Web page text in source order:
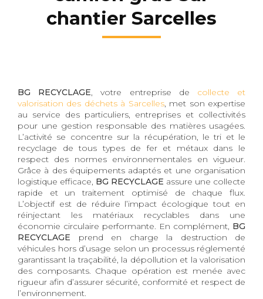
chantier Sarcelles
BG RECYCLAGE, votre entreprise de collecte et
valorisation des déchets à Sarcelles, met son expertise
au service des particuliers, entreprises et collectivités
pour une gestion responsable des matières usagées.
L’activité se concentre sur la récupération, le tri et le
recyclage de tous types de fer et métaux dans le
respect des normes environnementales en vigueur.
Grâce à des équipements adaptés et une organisation
logistique efficace, BG RECYCLAGE assure une collecte
rapide et un traitement optimisé de chaque flux.
L’objectif est de réduire l’impact écologique tout en
réinjectant les matériaux recyclables dans une
économie circulaire performante. En complément, BG
RECYCLAGE prend en charge la destruction de
véhicules hors d’usage selon un processus réglementé
garantissant la traçabilité, la dépollution et la valorisation
des composants. Chaque opération est menée avec
rigueur afin d’assurer sécurité, conformité et respect de
l’environnement.